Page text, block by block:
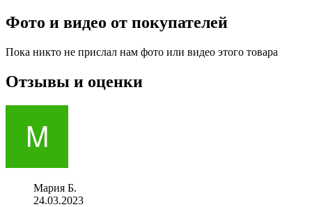
Фото и видео от покупателей
Пока никто не прислал нам фото или видео этого товара
Отзывы и оценки
Мария Б.
24.03.2023